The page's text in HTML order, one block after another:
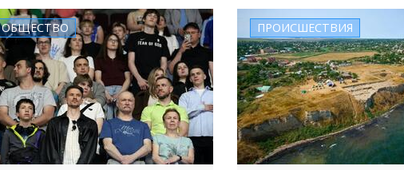
ОБЩЕСТВО ПРОИСШЕСТВИЯ